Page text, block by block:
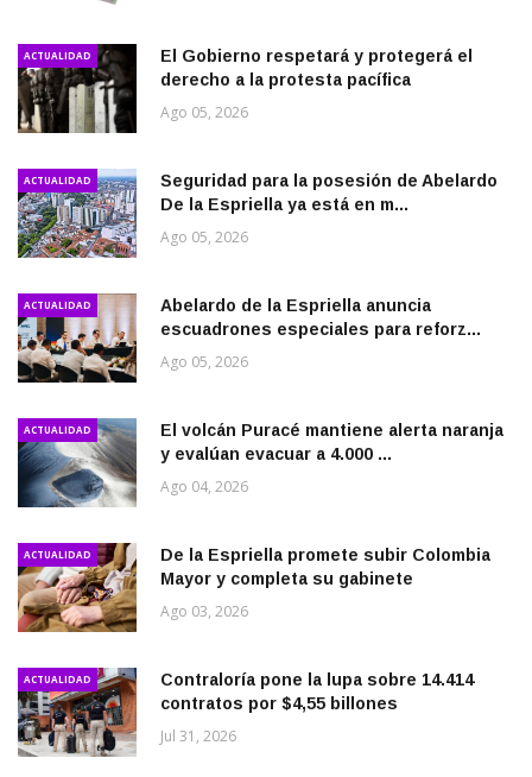
ACTUALIDAD
El Gobierno respetará y protegerá el
derecho a la protesta pacífica
Ago 05, 2026
ACTUALIDAD
Seguridad para la posesión de Abelardo
De la Espriella ya está en m...
Ago 05, 2026
ACTUALIDAD
Abelardo de la Espriella anuncia
escuadrones especiales para reforz...
Ago 05, 2026
ACTUALIDAD
El volcán Puracé mantiene alerta naranja
y evalúan evacuar a 4.000 ...
Ago 04, 2026
ACTUALIDAD
De la Espriella promete subir Colombia
Mayor y completa su gabinete
Ago 03, 2026
ACTUALIDAD
Contraloría pone la lupa sobre 14.414
contratos por $4,55 billones
Jul 31, 2026